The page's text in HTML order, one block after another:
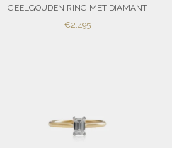
GEELGOUDEN RING MET DIAMANT
SALE
€2,495